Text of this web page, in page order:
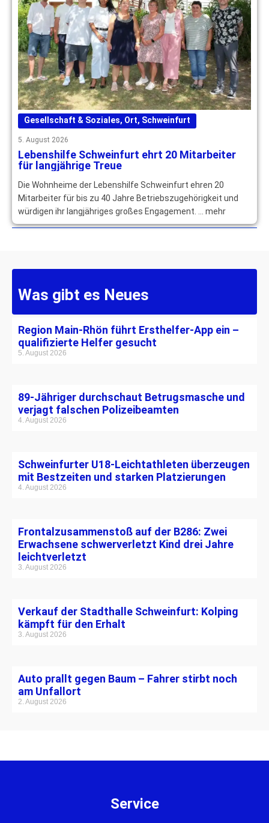
Gesellschaft & Soziales, Ort, Schweinfurt
5. August 2026
Lebenshilfe Schweinfurt ehrt 20 Mitarbeiter
für langjährige Treue
Die Wohnheime der Lebenshilfe Schweinfurt ehren 20
Mitarbeiter für bis zu 40 Jahre Betriebszugehörigkeit und
würdigen ihr langjähriges großes Engagement. … mehr
Was gibt es Neues
Region Main-Rhön führt Ersthelfer-App ein –
qualifizierte Helfer gesucht
5. August 2026
89-Jähriger durchschaut Betrugsmasche und
verjagt falschen Polizeibeamten
4. August 2026
Schweinfurter U18-Leichtathleten überzeugen
mit Bestzeiten und starken Platzierungen
4. August 2026
Frontalzusammenstoß auf der B286: Zwei
Erwachsene schwerverletzt Kind drei Jahre
leichtverletzt
3. August 2026
Verkauf der Stadthalle Schweinfurt: Kolping
kämpft für den Erhalt
3. August 2026
Auto prallt gegen Baum – Fahrer stirbt noch
am Unfallort
2. August 2026
Service